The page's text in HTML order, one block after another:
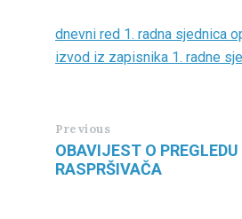
dnevni red 1. radna sjednica
izvod iz zapisnika 1. radne
Previous
OBAVIJEST O
RASPRŠIVAČA